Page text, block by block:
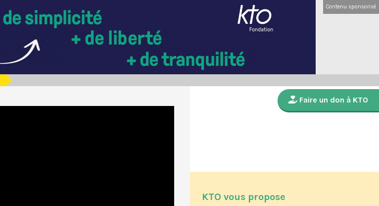
Contenu sponsorisé
Faire un don à KTO
KTO vous propose